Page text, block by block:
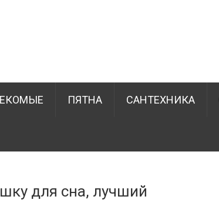
ПЯТНА САНТЕХНИКА
для сна, лучший